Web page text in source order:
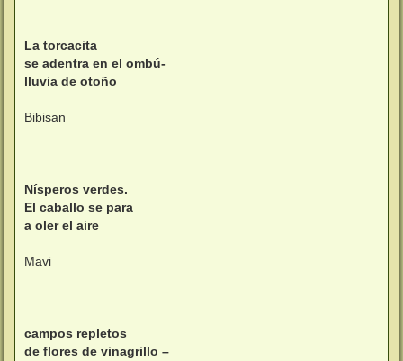
La torcacita
se adentra en el ombú-
lluvia de otoño
Bibisan
Nísperos verdes.
El caballo se para
a oler el aire
Mavi
campos repletos
de flores de vinagrillo –